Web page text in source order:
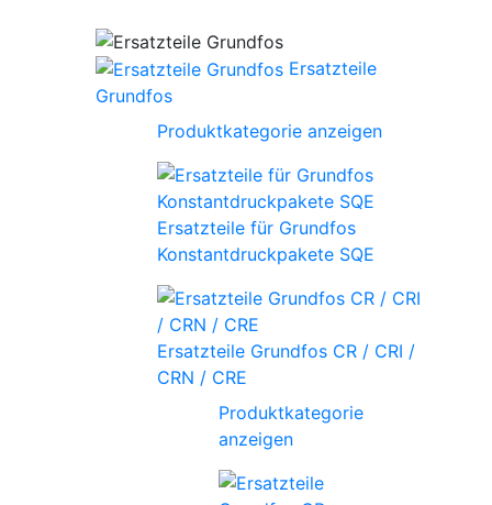
Ersatzteile
Grundfos
Produktkategorie anzeigen
Ersatzteile für Grundfos
Konstantdruckpakete SQE
Ersatzteile Grundfos CR / CRI /
CRN / CRE
Produktkategorie
anzeigen